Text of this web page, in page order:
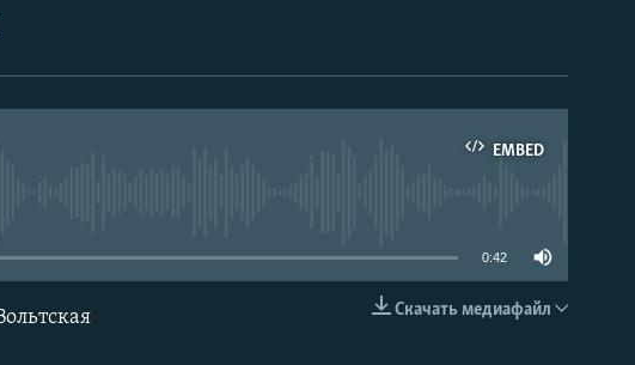
EMBED
EMBED
0:42
Скачать медиафайл